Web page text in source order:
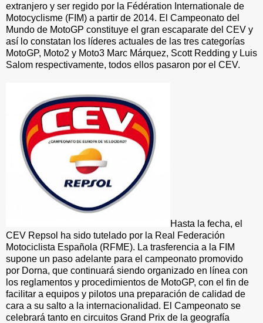
extranjero y ser regido por la Fédération Internationale de
Motocyclisme (FIM) a partir de 2014. El Campeonato del
Mundo de MotoGP constituye el gran escaparate del CEV y
así lo constatan los líderes actuales de las tres categorías
MotoGP, Moto2 y Moto3 Marc Márquez, Scott Redding y Luis
Salom respectivamente, todos ellos pasaron por el CEV.
Hasta la fecha, el
CEV Repsol ha sido tutelado por la Real Federación
Motociclista Española (RFME). La trasferencia a la FIM
supone un paso adelante para el campeonato promovido
por Dorna, que continuará siendo organizado en línea con
los reglamentos y procedimientos de MotoGP, con el fin de
facilitar a equipos y pilotos una preparación de calidad de
cara a su salto a la internacionalidad. El Campeonato se
celebrará tanto en circuitos Grand Prix de la geografía